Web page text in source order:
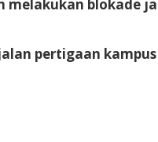
blokade
pertigaan